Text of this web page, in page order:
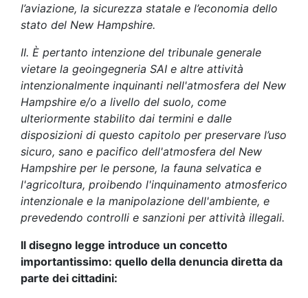
l’aviazione, la sicurezza statale e l’economia dello
stato del New Hampshire.
II. È pertanto intenzione del tribunale generale
vietare la geoingegneria SAI e altre attività
intenzionalmente inquinanti nell'atmosfera del New
Hampshire e/o a livello del suolo, come
ulteriormente stabilito dai termini e dalle
disposizioni di questo capitolo per preservare l’uso
sicuro, sano e pacifico dell'atmosfera del New
Hampshire per le persone, la fauna selvatica e
l'agricoltura, proibendo l'inquinamento atmosferico
intenzionale e la manipolazione dell'ambiente, e
prevedendo controlli e sanzioni per attività illegali.
Il disegno legge introduce un concetto
importantissimo: quello della denuncia diretta da
parte dei cittadini: